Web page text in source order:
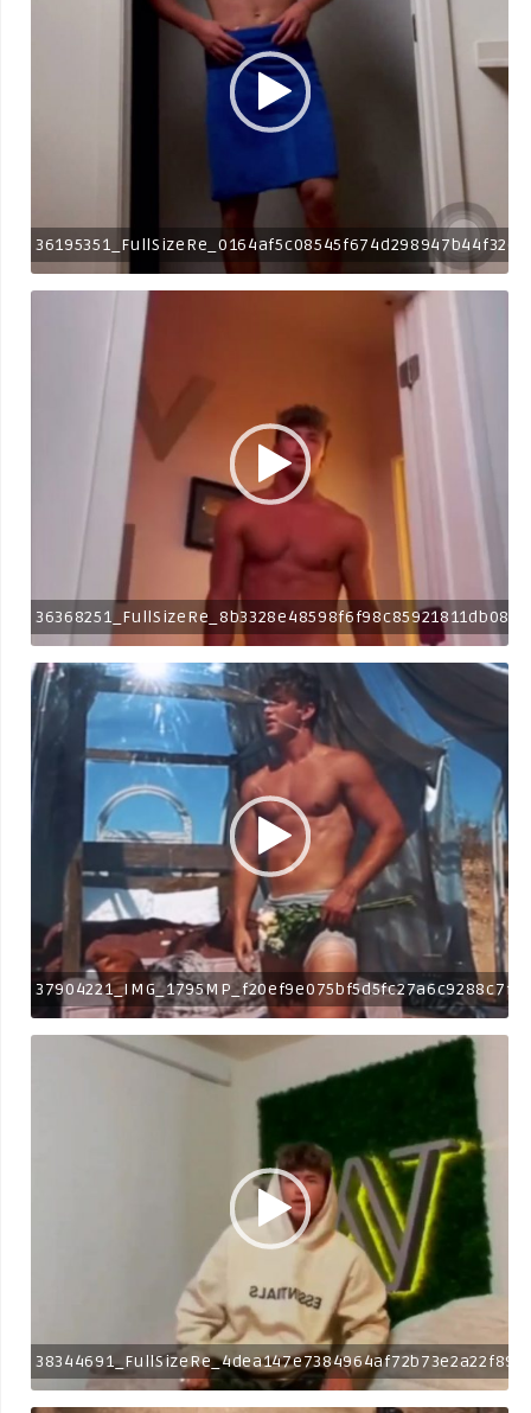
36195351_FullSizeRe_0164af5c08545f674d298947b44f32c5
36368251_FullSizeRe_8b3328e48598f6f98c85921811db0848